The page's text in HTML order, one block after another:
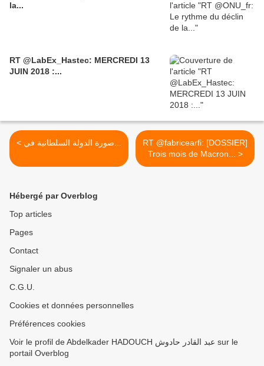
la...
RT @LabEx_Hastec: MERCREDI 13
JUIN 2018 :...
RT @fabricearfi: [DOSSIER]
Trois mois de Macron... >
Hébergé par Overblog
Top articles
Pages
Contact
Signaler un abus
C.G.U.
Cookies et données personnelles
Préférences cookies
Voir le profil de Abdelkader HADOUCH عبد القادر حادوش sur le
portail Overblog